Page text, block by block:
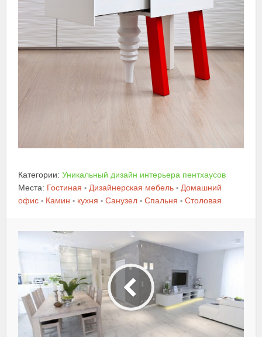
Категории:Уникальный дизайн интерьера пентхаусов
Места: Гостиная • Дизайнерская мебель • Домашний
офис • Камин • кухня • Санузел • Спальня • Столовая